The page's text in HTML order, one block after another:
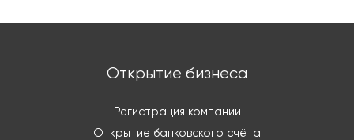
Открытие бизнеса
Регистрация компании
Открытие банковского счёта